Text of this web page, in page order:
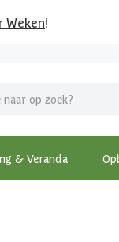
Weken!
& Veranda
en tuinhuizen!